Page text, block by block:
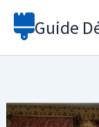
Aller
Guide